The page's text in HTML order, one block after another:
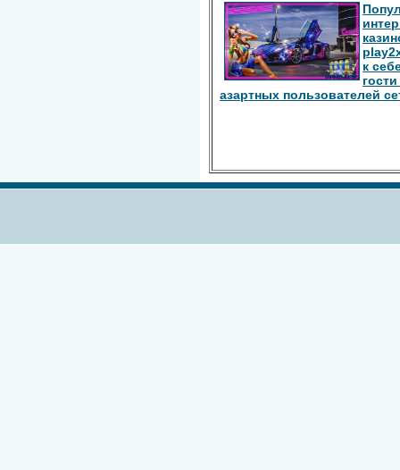
к
азартных пользователей